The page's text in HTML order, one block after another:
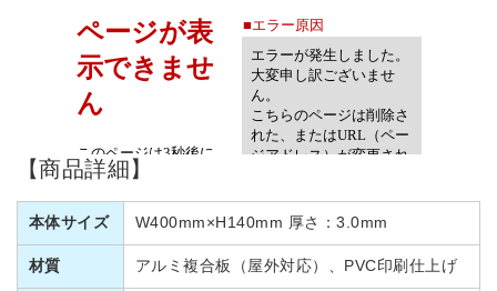
【商品詳細】
本体サイズ W400mm×H140mm 厚さ：3.0mm
材質 アルミ複合板（屋外対応）、PVC印刷仕上げ